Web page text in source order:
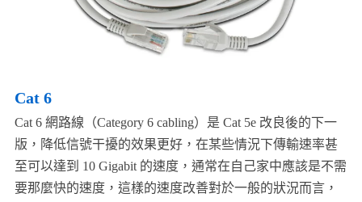
Cat 6
Cat 6 網路線（Category 6 cabling）是 Cat 5e 改良後的下一
版，降低信號干擾的效果更好，在某些情況下傳輸速率甚
至可以達到 10 Gigabit 的速度，通常在自己家中應該是不需
要那麼快的速度，這樣的速度改善對於一般的狀況而言，